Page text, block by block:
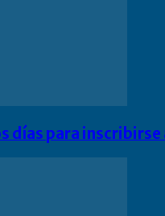
días para inscribirse